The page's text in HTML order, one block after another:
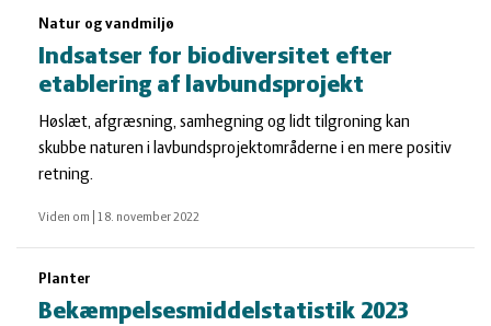
Natur og vandmiljø
Indsatser for biodiversitet efter
etablering af lavbundsprojekt
Høslæt, afgræsning, samhegning og lidt tilgroning kan
skubbe naturen i lavbundsprojektområderne i en mere positiv
retning.
Viden om 18. november 2022
Planter
Bekæmpelsesmiddelstatistik 2023